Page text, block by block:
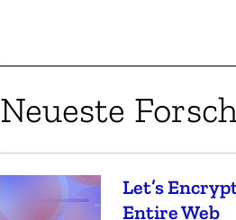
Neueste
Let’s
Entire Web